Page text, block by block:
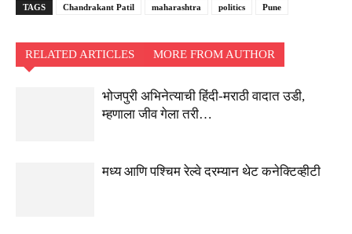
TAGS Chandrakant Patil maharashtra politics Pune
RELATED ARTICLES MORE FROM AUTHOR
भोजपुरी अभिनेत्याची हिंदी-मराठी वादात उडी,
म्हणाला जीव गेला तरी…
मध्य आणि पश्चिम रेल्वे दरम्यान थेट कनेक्टिव्हीटी